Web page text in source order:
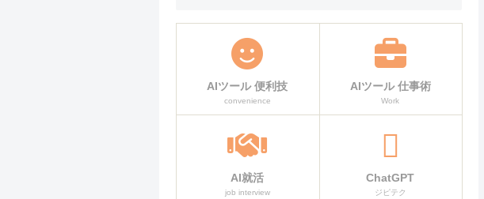
AIツール 便利技
convenience
AIツール 仕事術
Work
AI就活
job interview
ChatGPT
ジピテク